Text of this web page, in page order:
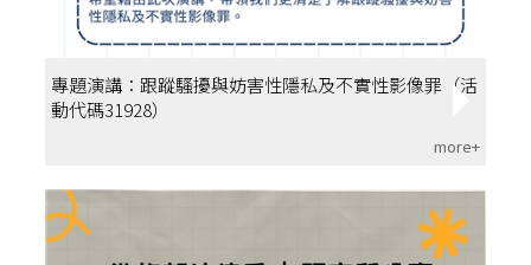
專題演講：跟蹤騷擾與妨害性隱私及不實性影像罪（活
動代碼31928）
more+